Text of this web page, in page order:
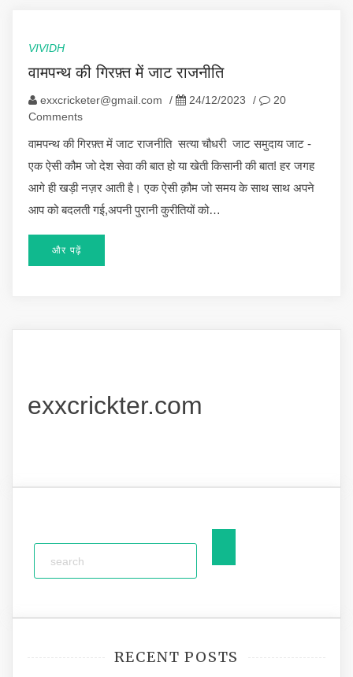
VIVIDH
वामपन्थ की गिरफ़्त में जाट राजनीति
exxcricketer@gmail.com / 24/12/2023 /
20
Comments
वामपन्थ की गिरफ़्त में जाट राजनीति सत्या चौधरी जाट समुदाय जाट -
एक ऐसी कौम जो देश सेवा की बात हो या खेती किसानी की बात! हर जगह
आगे ही खड़ी नज़र आती है। एक ऐसी क़ौम जो समय के साथ साथ अपने
आप को बदलती गई,अपनी पुरानी कुरीतियों को…
और पढ़ें
exxcrickter.com
RECENT POSTS